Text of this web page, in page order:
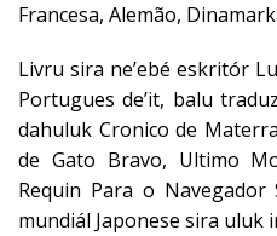
Francesa, Alemão,
Livru sira ne’ebé eskritór
Portugues de’it, balu
dahuluk Cronico de
de Gato Bravo, Ultimo
Requin Para o
mundiál Japonese sira uluk